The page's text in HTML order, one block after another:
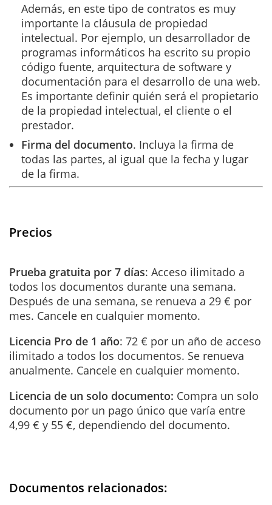
Además, en este tipo de contratos es muy
importante la cláusula de propiedad
intelectual. Por ejemplo, un desarrollador de
programas informáticos ha escrito su propio
código fuente, arquitectura de software y
documentación para el desarrollo de una web.
Es importante definir quién será el propietario
de la propiedad intelectual, el cliente o el
prestador.
Firma del documento. Incluya la firma de
todas las partes, al igual que la fecha y lugar
de la firma.
Precios
Prueba gratuita por 7 días: Acceso ilimitado a
todos los documentos durante una semana.
Después de una semana, se renueva a 29 € por
mes. Cancele en cualquier momento.
Licencia Pro de 1 año: 72 € por un año de acceso
ilimitado a todos los documentos. Se renueva
anualmente. Cancele en cualquier momento.
Licencia de un solo documento: Compra un solo
documento por un pago único que varía entre
4,99 € y 55 €, dependiendo del documento.
Documentos relacionados: